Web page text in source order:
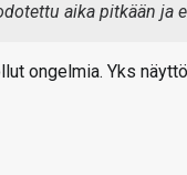
aika pitkään ja
ongelmia. Yks